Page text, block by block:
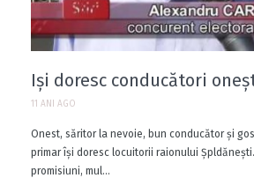
Iși doresc conducători
11 ANI AGO
Onest, săritor la nevoie, bun conducător şi
primar îşi doresc locuitorii raionului
promisiuni, mul...